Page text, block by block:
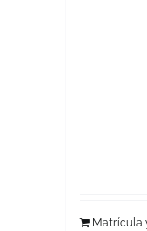
Matrícula